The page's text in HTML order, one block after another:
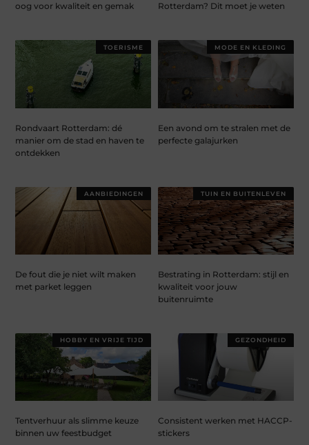
oog voor kwaliteit en gemak
Rotterdam? Dit moet je weten
TOERISME
Rondvaart Rotterdam: dé
manier om de stad en haven te
ontdekken
MODE EN KLEDING
Een avond om te stralen met de
perfecte galajurken
AANBIEDINGEN
De fout die je niet wilt maken
met parket leggen
TUIN EN BUITENLEVEN
Bestrating in Rotterdam: stijl en
kwaliteit voor jouw
buitenruimte
HOBBY EN VRIJE TIJD
Tentverhuur als slimme keuze
binnen uw feestbudget
GEZONDHEID
Consistent werken met HACCP-
stickers